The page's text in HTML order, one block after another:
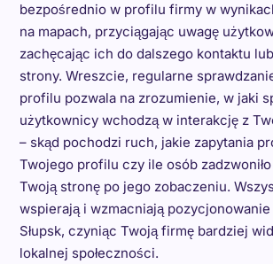
bezpośrednio w profilu firmy w
na mapach, przyciągając uwagę
zachęcając ich do dalszego kontaktu
strony. Wreszcie, regularne
profilu pozwala na zrozumienie, w jaki
użytkownicy wchodzą w interakcję z
– skąd pochodzi ruch, jakie zapytania
Twojego profilu czy ile osób
Twoją stronę po jego zobaczeniu.
wspierają i wzmacniają
Słupsk, czyniąc Twoją firmę bardziej
lokalnej społeczności.